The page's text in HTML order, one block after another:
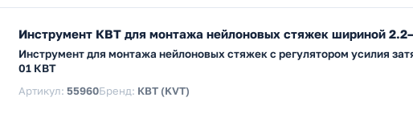
Инструмент КВТ для монтажа нейлоновых стяжек шириной
Инструмент для монтажа нейлоновых стяжек с регулятором усилия
01 КВТ
Артикул: 55960Бренд: КВТ (KVT)